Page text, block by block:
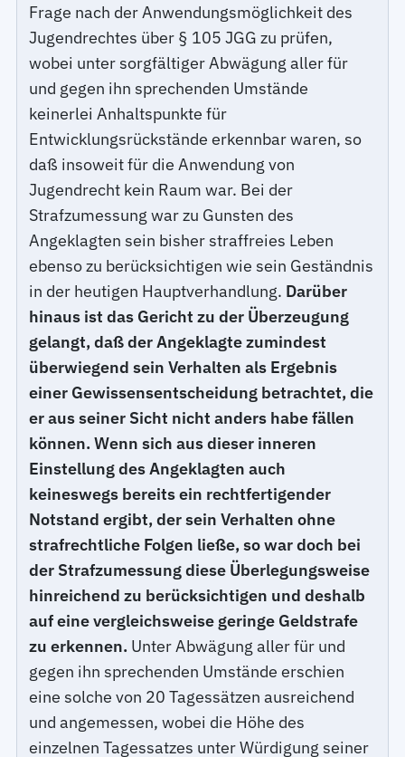
Frage nach der Anwendungsmöglichkeit des
Jugendrechtes über § 105 JGG zu prüfen,
wobei unter sorgfältiger Abwägung aller für
und gegen ihn sprechenden Umstände
keinerlei Anhaltspunkte für
Entwicklungsrückstände erkennbar waren, so
daß insoweit für die Anwendung von
Jugendrecht kein Raum war. Bei der
Strafzumessung war zu Gunsten des
Angeklagten sein bisher straffreies Leben
ebenso zu berücksichtigen wie sein Geständnis
in der heutigen Hauptverhandlung. Darüber
hinaus ist das Gericht zu der Überzeugung
gelangt, daß der Angeklagte zumindest
überwiegend sein Verhalten als Ergebnis
einer Gewissensentscheidung betrachtet, die
er aus seiner Sicht nicht anders habe fällen
können. Wenn sich aus dieser inneren
Einstellung des Angeklagten auch
keineswegs bereits ein rechtfertigender
Notstand ergibt, der sein Verhalten ohne
strafrechtliche Folgen ließe, so war doch bei
der Strafzumessung diese Überlegungsweise
hinreichend zu berücksichtigen und deshalb
auf eine vergleichsweise geringe Geldstrafe
zu erkennen. Unter Abwägung aller für und
gegen ihn sprechenden Umstände erschien
eine solche von 20 Tagessätzen ausreichend
und angemessen, wobei die Höhe des
einzelnen Tagessatzes unter Würdigung seiner